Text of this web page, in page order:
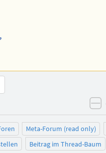
Meta-Forum (read only)
Beitrag im Thread-Baum